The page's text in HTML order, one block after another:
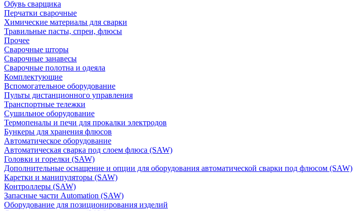
Обувь сварщика
Перчатки сварочные
Химические материалы для сварки
Травильные пасты, спреи, флюсы
Прочее
Сварочные шторы
Сварочные занавесы
Сварочные полотна и одеяла
Комплектующие
Вспомогательное оборудование
Пульты дистанционного управления
Транспортные тележки
Сушильное оборудование
Термопеналы и печи для прокалки электродов
Бункеры для хранения флюсов
Автоматическое оборудование
Автоматическая сварка под слоем флюса (SAW)
Головки и горелки (SAW)
Дополнительные оснащение и опции для оборудования автоматической сварки под флюсом (SAW)
Каретки и манипуляторы (SAW)
Контроллеры (SAW)
Запасные части Automation (SAW)
Оборудование для позиционирования изделий